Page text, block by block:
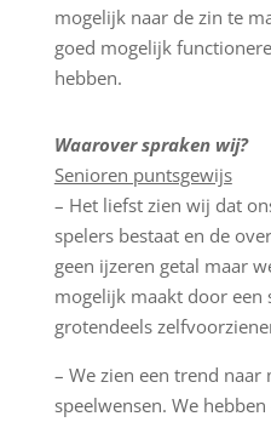
mogelijk naar de zin te
goed mogelijk
hebben.
Waarover spraken wij?
Senioren puntsgewijs
– Het liefst zien wij dat
spelers bestaat en de
geen ijzeren getal maar
mogelijk maakt door een
grotendeels
– We zien een trend naar
speelwensen. We